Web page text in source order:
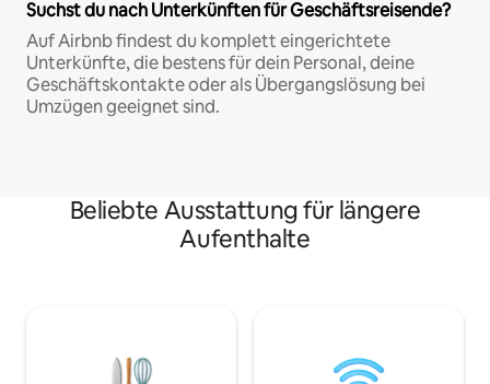
Suchst du nach Unterkünften für Geschäftsreisende?
Auf Airbnb findest du komplett eingerichtete
Unterkünfte, die bestens für dein Personal, deine
Geschäftskontakte oder als Übergangslösung bei
Umzügen geeignet sind.
Beliebte Ausstattung für längere
Aufenthalte